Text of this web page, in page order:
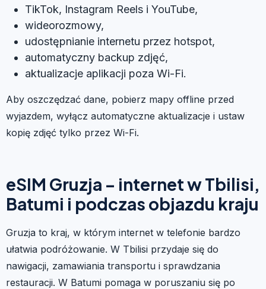
TikTok, Instagram Reels i YouTube,
wideorozmowy,
udostępnianie internetu przez hotspot,
automatyczny backup zdjęć,
aktualizacje aplikacji poza Wi-Fi.
Aby oszczędzać dane, pobierz mapy offline przed
wyjazdem, wyłącz automatyczne aktualizacje i ustaw
kopię zdjęć tylko przez Wi-Fi.
eSIM Gruzja – internet w Tbilisi,
Batumi i podczas objazdu kraju
Gruzja to kraj, w którym internet w telefonie bardzo
ułatwia podróżowanie. W Tbilisi przydaje się do
nawigacji, zamawiania transportu i sprawdzania
restauracji. W Batumi pomaga w poruszaniu się po